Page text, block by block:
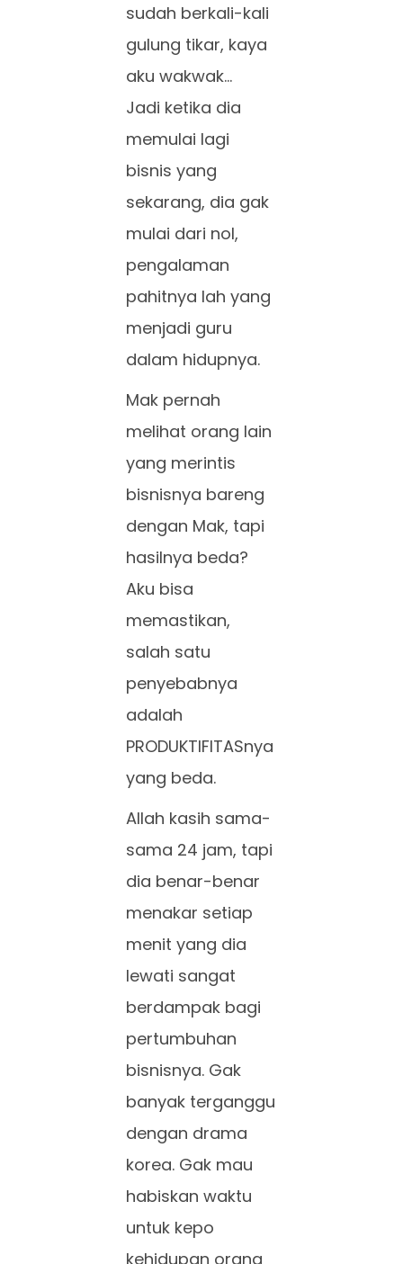
sudah berkali-kali
gulung tikar, kaya
aku wakwak…
Jadi ketika dia
memulai lagi
bisnis yang
sekarang, dia gak
mulai dari nol,
pengalaman
pahitnya lah yang
menjadi guru
dalam hidupnya.
Mak pernah
melihat orang lain
yang merintis
bisnisnya bareng
dengan Mak, tapi
hasilnya beda?
Aku bisa
memastikan,
salah satu
penyebabnya
adalah
PRODUKTIFITASnya
yang beda.
Allah kasih sama-
sama 24 jam, tapi
dia benar-benar
menakar setiap
menit yang dia
lewati sangat
berdampak bagi
pertumbuhan
bisnisnya. Gak
banyak terganggu
dengan drama
korea. Gak mau
habiskan waktu
untuk kepo
kehidupan orang